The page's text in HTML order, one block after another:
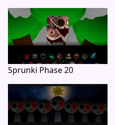
Sprunki Phase 20